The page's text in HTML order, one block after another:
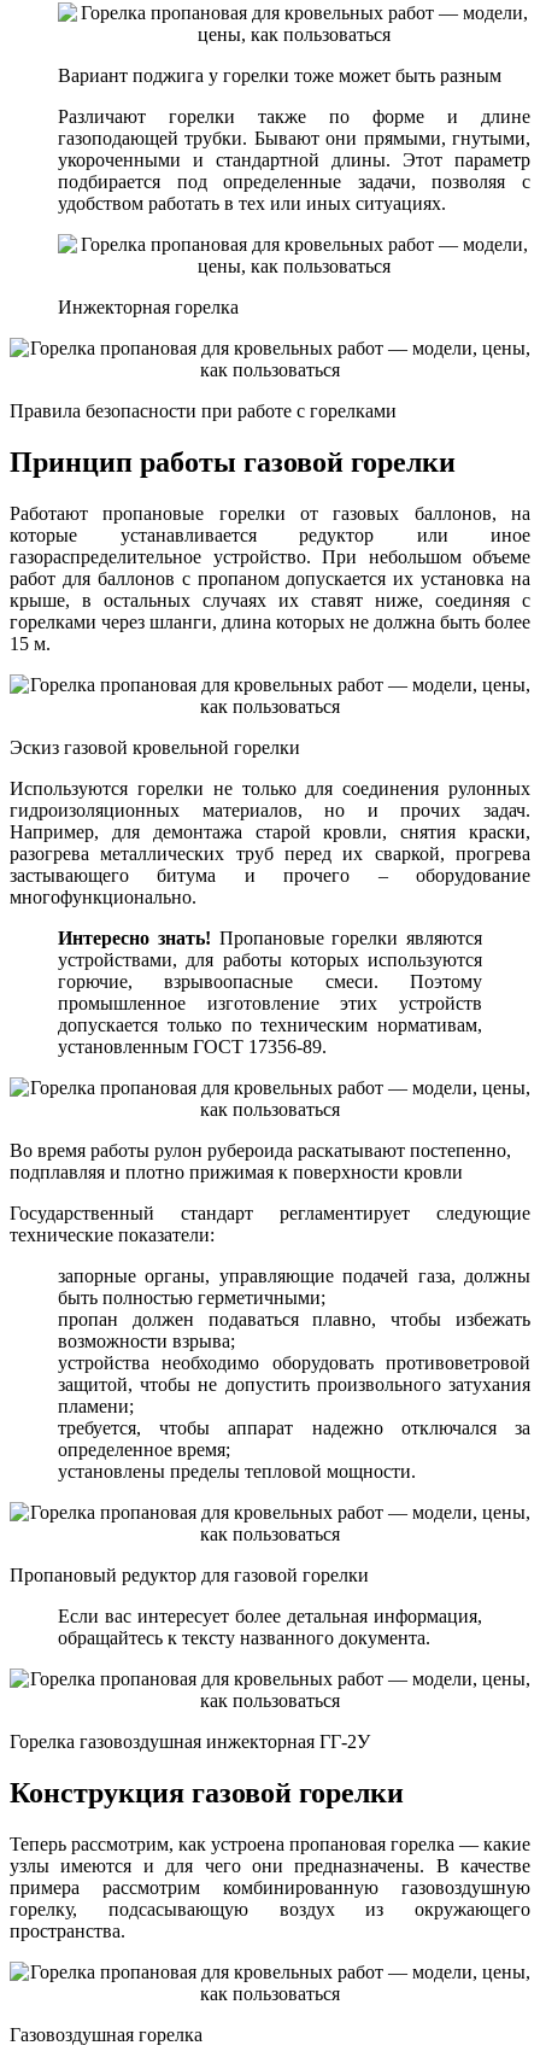
Вариант поджига у горелки тоже может быть разным
Различают горелки также по форме и длине
газоподающей трубки. Бывают они прямыми, гнутыми,
укороченными и стандартной длины. Этот параметр
подбирается под определенные задачи, позволяя с
удобством работать в тех или иных ситуациях.
Инжекторная горелка
Правила безопасности при работе с горелками
Принцип работы газовой горелки
Работают пропановые горелки от газовых баллонов, на
которые устанавливается редуктор или иное
газораспределительное устройство. При небольшом объеме
работ для баллонов с пропаном допускается их установка на
крыше, в остальных случаях их ставят ниже, соединяя с
горелками через шланги, длина которых не должна быть более
15 м.
Эскиз газовой кровельной горелки
Используются горелки не только для соединения рулонных
гидроизоляционных материалов, но и прочих задач.
Например, для демонтажа старой кровли, снятия краски,
разогрева металлических труб перед их сваркой, прогрева
застывающего битума и прочего – оборудование
многофункционально.
Интересно знать! Пропановые горелки являются
устройствами, для работы которых используются
горючие, взрывоопасные смеси. Поэтому
промышленное изготовление этих устройств
допускается только по техническим нормативам,
установленным ГОСТ 17356-89.
Во время работы рулон рубероида раскатывают постепенно,
подплавляя и плотно прижимая к поверхности кровли
Государственный стандарт регламентирует следующие
технические показатели:
запорные органы, управляющие подачей газа, должны
быть полностью герметичными;
пропан должен подаваться плавно, чтобы избежать
возможности взрыва;
устройства необходимо оборудовать противоветровой
защитой, чтобы не допустить произвольного затухания
пламени;
требуется, чтобы аппарат надежно отключался за
определенное время;
установлены пределы тепловой мощности.
Пропановый редуктор для газовой горелки
Если вас интересует более детальная информация,
обращайтесь к тексту названного документа.
Горелка газовоздушная инжекторная ГГ-2У
Конструкция газовой горелки
Теперь рассмотрим, как устроена пропановая горелка — какие
узлы имеются и для чего они предназначены. В качестве
примера рассмотрим комбинированную газовоздушную
горелку, подсасывающую воздух из окружающего
пространства.
Газовоздушная горелка